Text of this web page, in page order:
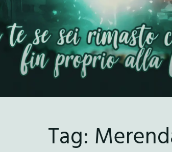
rimasto con
Tag: